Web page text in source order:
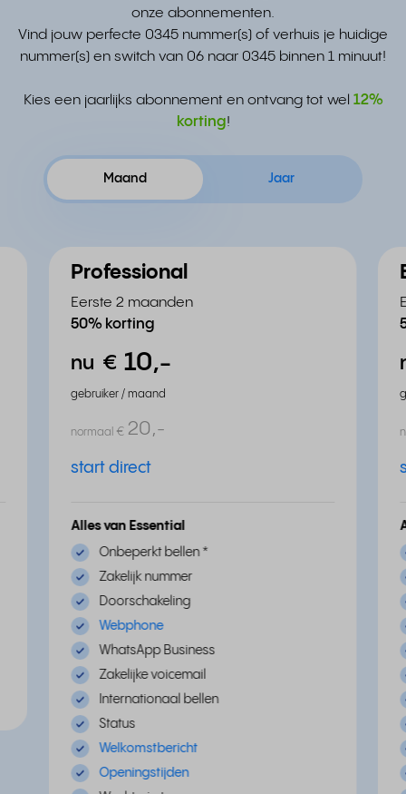
onze abonnementen.
Vind jouw perfecte 0345 nummer(s) of verhuis je huidige
nummer(s) en switch van 06 naar 0345 binnen 1 minuut!
Kies een jaarlijks abonnement en ontvang tot wel 12%
korting!
Maand Jaar
Professional
Eerste 2 maanden
50% korting
nu € 10,-
gebruiker / maand
normaal € 20,-
start direct
Alles van Essential
Onbeperkt bellen *
Zakelijk nummer
Doorschakeling
Webphone
WhatsApp Business
Zakelijke voicemail
Internationaal bellen
Status
Welkomstbericht
Openingstijden